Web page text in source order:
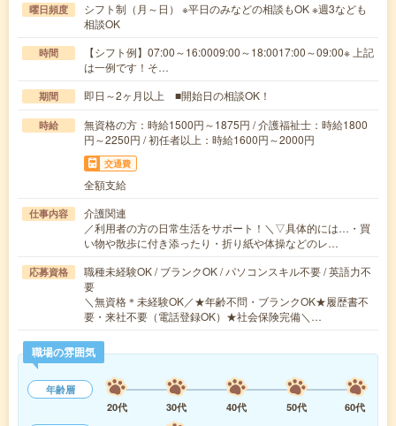
曜日頻度
シフト制（月～日） ※平日のみなどの相談もOK ※週3なども
相談OK
時間
【シフト例】07:00～16:0009:00～18:0017:00～09:00※ 上記
は一例です！そ…
期間 即日～2ヶ月以上 ■開始日の相談OK！
時給
無資格の方：時給1500円～1875円 / 介護福祉士：時給1800
円～2250円 / 初任者以上：時給1600円～2000円
交通費
全額支給
仕事内容
介護関連
／利用者の方の日常生活をサポート！＼▽具体的には…・買
い物や散歩に付き添ったり・折り紙や体操などのレ…
応募資格
職種未経験OK / ブランクOK / パソコンスキル不要 / 英語力不
要
＼無資格＊未経験OK／★年齢不問・ブランクOK★履歴書不
要・来社不要（電話登録OK）★社会保険完備＼…
職場の雰囲気
年齢層
20代
30代 40代 50代
60代